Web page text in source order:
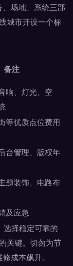
场地、系统三部
城市开设一个标
备注
响、灯光、空
等优质点位费用
台管理、版权年
题装饰、电路布
及应急
选择稳定可靠的
关键。切勿为节
成本飙升。